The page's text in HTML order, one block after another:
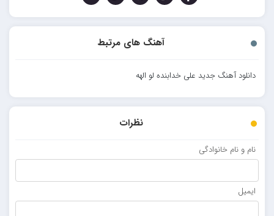
آهنگ های مرتبط
دانلود آهنگ جدید علی خدابنده لو الهه
نظرات
نام و نام خانوادگی
ایمیل